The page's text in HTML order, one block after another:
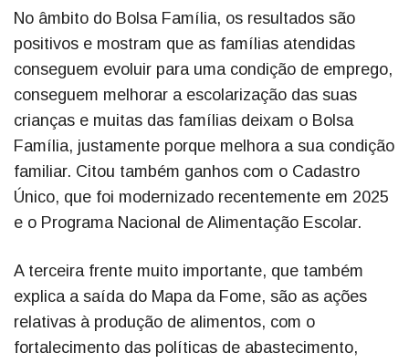
No âmbito do Bolsa Família, os resultados são
positivos e mostram que as famílias atendidas
conseguem evoluir para uma condição de emprego,
conseguem melhorar a escolarização das suas
crianças e muitas das famílias deixam o Bolsa
Família, justamente porque melhora a sua condição
familiar. Citou também ganhos com o Cadastro
Único, que foi modernizado recentemente em 2025
e o Programa Nacional de Alimentação Escolar.
A terceira frente muito importante, que também
explica a saída do Mapa da Fome, são as ações
relativas à produção de alimentos, com o
fortalecimento das políticas de abastecimento,